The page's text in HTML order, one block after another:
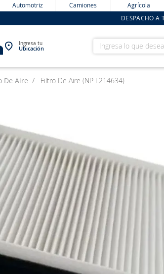
Automotriz Camiones Agrícola
DESPACHO A
Ingresa tu
Ubicación
Ingresa lo que
De Aire Filtro De Aire (NP L214634)